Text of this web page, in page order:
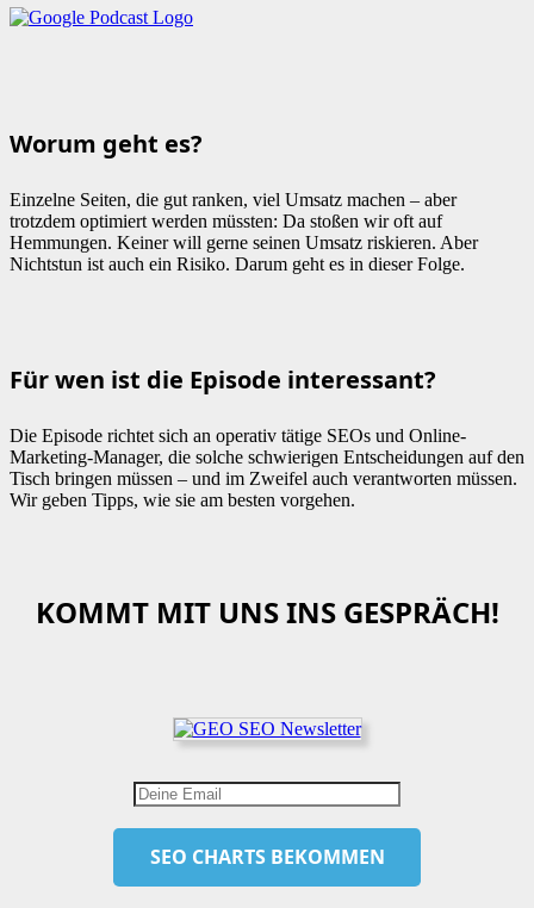
Worum geht es?
Einzelne Seiten, die gut ranken, viel Umsatz machen – aber
trotzdem optimiert werden müssten: Da stoßen wir oft auf
Hemmungen. Keiner will gerne seinen Umsatz riskieren. Aber
Nichtstun ist auch ein Risiko. Darum geht es in dieser Folge.
Für wen ist die Episode interessant?
Die Episode richtet sich an operativ tätige SEOs und Online-
Marketing-Manager, die solche schwierigen Entscheidungen auf den
Tisch bringen müssen – und im Zweifel auch verantworten müssen.
Wir geben Tipps, wie sie am besten vorgehen.
KOMMT MIT UNS INS GESPRÄCH!